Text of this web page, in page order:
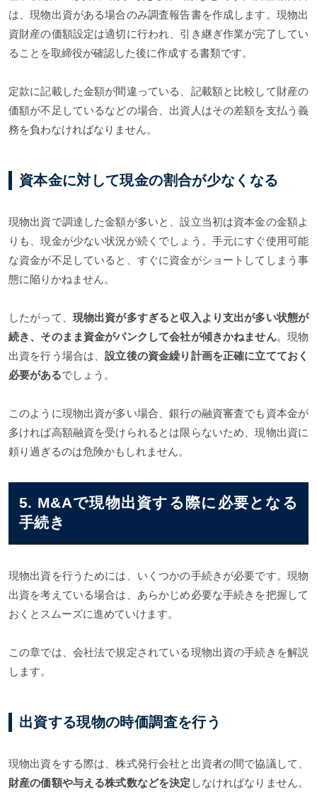
は、現物出資がある場合のみ調査報告書を作成します。現物出
資財産の価額設定は適切に行われ、引き継ぎ作業が完了してい
ることを取締役が確認した後に作成する書類です。
定款に記載した金額が間違っている、記載額と比較して財産の
価額が不足しているなどの場合、出資人はその差額を支払う義
務を負わなければなりません。
資本金に対して現金の割合が少なくなる
現物出資で調達した金額が多いと、設立当初は資本金の金額よ
りも、現金が少ない状況が続くでしょう。手元にすぐ使用可能
な資金が不足していると、すぐに資金がショートしてしまう事
態に陥りかねません。
したがって、 現物出資が多すぎると収入より支出が多い状態が
続き、そのまま資金がパンクして会社が傾きかねません。現物
出資を行う場合は、設立後の資金繰り計画を正確に立てておく
必要があるでしょう。
このように現物出資が多い場合、銀行の融資審査でも資本金が
多ければ高額融資を受けられるとは限らないため、現物出資に
頼り過ぎるのは危険かもしれません。
5. M&Aで現物出資する際に必要となる
手続き
現物出資を行うためには、いくつかの手続きが必要です。現物
出資を考えている場合は、あらかじめ必要な手続きを把握して
おくとスムーズに進めていけます。
この章では、会社法で規定されている現物出資の手続きを解説
します。
出資する現物の時価調査を行う
現物出資をする際は、株式発行会社と出資者の間で協議して、
財産の価額や与える株式数などを決定 しなければなりません。